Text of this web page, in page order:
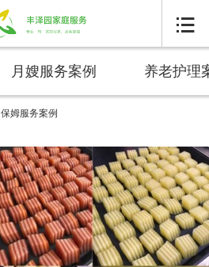

月嫂服务案例 养老护理
保姆服务案例